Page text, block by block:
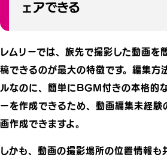
ェアできる
レムリーでは、旅先で撮影した動画を
稿できるのが最大の特徴です。編集方
ルなのに、簡単にBGM付きの本格的
ーを作成できるため、動画編集未経験
画作成できますよ。
しかも、動画の撮影場所の位置情報も